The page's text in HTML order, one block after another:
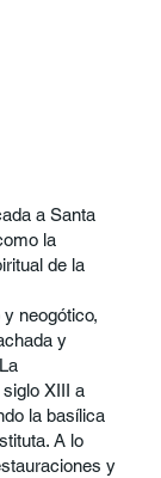
a Santa
la
de la
neogótico,
y
XIII a
la basílica
A lo
y